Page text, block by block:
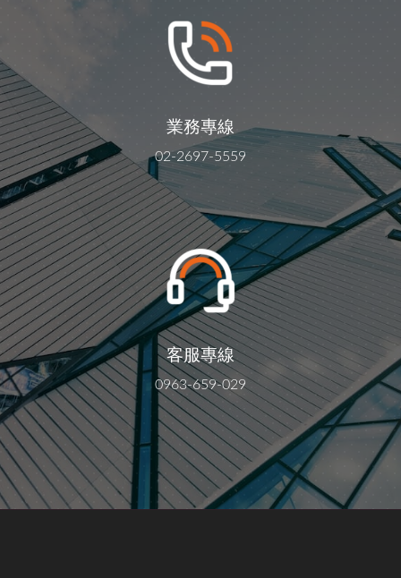
業務專線
02-2697-5559
客服專線
0963-659-029